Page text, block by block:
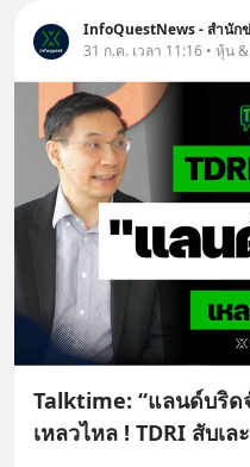
InfoQuestNews - สำนัก
31 ก.ค. เวลา 11:16 • หุ้น
Talktime: “แลนด์บริด
เหลวไหล ! TDRI สับเละ